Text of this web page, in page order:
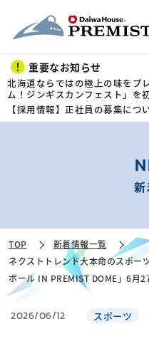
このペー
重要なお知らせ
北海道ならではの極上の味をプ
ム！ジンギスカンフェスト」を
【採用情報】正社員の募集につ
TOP
新着情報一覧
ネクストトレンド大本命のスポー
ボール IN PREMIST DOME」6月
2026/06/12 スポーツ